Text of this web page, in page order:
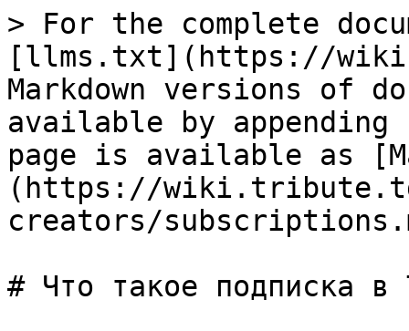
> For the complete
[llms.txt](https://
Markdown versions of
available by
page is available as
(https://
creators/
# Что такое подписка